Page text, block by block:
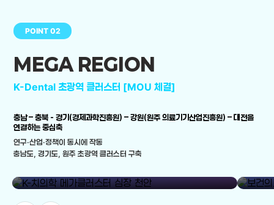
POINT 02
MEGA REGION
K-Dental 초광역 클러스터 [MOU 체결]
충남 – 충북 - 경기(경제과학진흥원) – 강원(원주 의료기기산업진흥원) – 대전을
연결하는 중심축
연구·산업·정책이 동시에 작동
충남도, 경기도, 원주 초광역 클러스터 구축